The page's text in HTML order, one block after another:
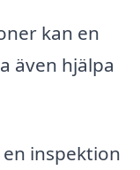
kan en
även hjälpa
inspektion